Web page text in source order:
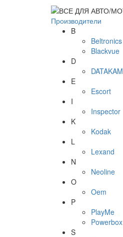
Производители
B
Beltronics
Blackvue
D
DATAKAM
E
Escort
I
Inspector
K
Kodak
L
Lexand
N
Neoline
O
Oem
P
PlayMe
Powerbox
S